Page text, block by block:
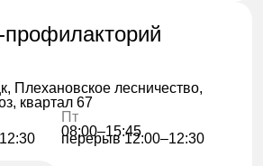
Плехановское лесничество,
квартал 67
Пт
08:00–15:45
перерыв 12:00–12:30